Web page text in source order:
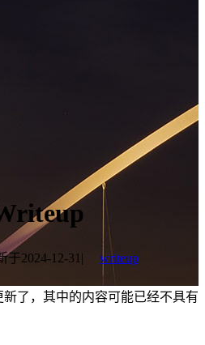
于2024-12-31 |
writeup
了，其中的内容可能已经不具有